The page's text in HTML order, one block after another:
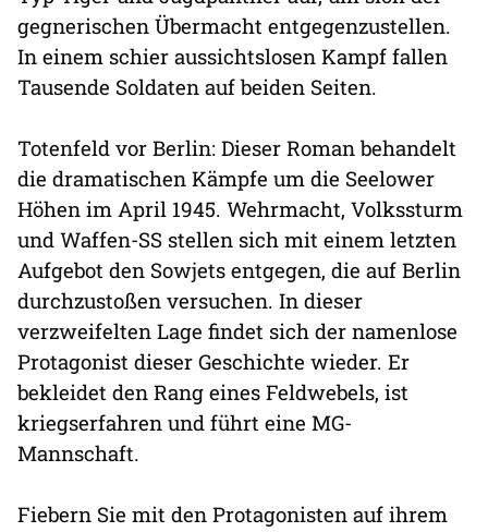
gegnerischen Übermacht entgegenzustellen.
In einem schier aussichtslosen Kampf fallen
Tausende Soldaten auf beiden Seiten.
Totenfeld vor Berlin: Dieser Roman behandelt
die dramatischen Kämpfe um die Seelower
Höhen im April 1945. Wehrmacht, Volkssturm
und Waffen-SS stellen sich mit einem letzten
Aufgebot den Sowjets entgegen, die auf Berlin
durchzustoßen versuchen. In dieser
verzweifelten Lage findet sich der namenlose
Protagonist dieser Geschichte wieder. Er
bekleidet den Rang eines Feldwebels, ist
kriegserfahren und führt eine MG-
Mannschaft.
Fiebern Sie mit den Protagonisten auf ihrem